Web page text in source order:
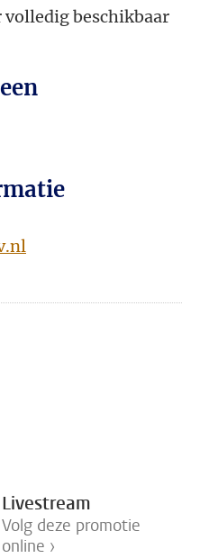
beschikbaar
via Mastodon
Livestream
Volg deze promotie
online ›